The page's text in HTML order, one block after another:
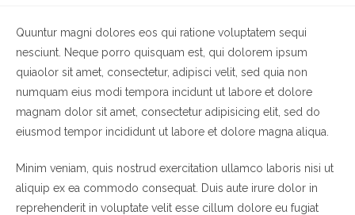
Quuntur magni dolores eos qui ratione voluptatem sequi
nesciunt. Neque porro quisquam est, qui dolorem ipsum
quiaolor sit amet, consectetur, adipisci velit, sed quia non
numquam eius modi tempora incidunt ut labore et dolore
magnam dolor sit amet, consectetur adipisicing elit, sed do
eiusmod tempor incididunt ut labore et dolore magna aliqua.
Minim veniam, quis nostrud exercitation ullamco laboris nisi ut
aliquip ex ea commodo consequat. Duis aute irure dolor in
reprehenderit in voluptate velit esse cillum dolore eu fugiat